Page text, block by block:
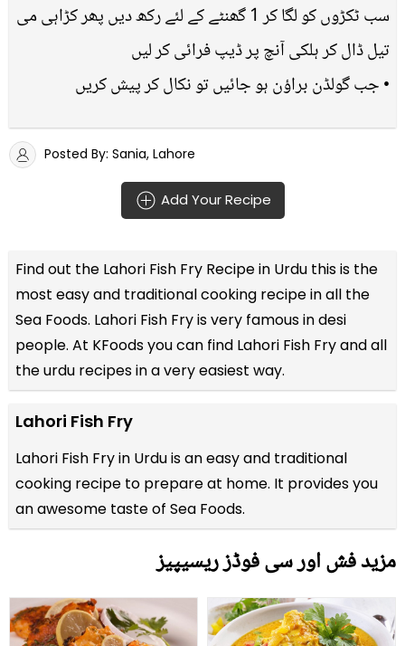
سب ٹکڑوں کو لگا کر 1 گھنٹے کے لئے رکھ دیں پھر کڑاہی می
تیل ڈال کر ہلکی آنچ پر ڈیپ فرائی کر لیں
• جب گولڈن براؤن ہو جائیں تو نکال کر پیش کریں
Posted By: Sania, Lahore
Add Your Recipe
Find out the Lahori Fish Fry Recipe in Urdu this is the
most easy and traditional cooking recipe in all the
Sea Foods. Lahori Fish Fry is very famous in desi
people. At KFoods you can find Lahori Fish Fry and all
theurdu recipesin a very easiest way.
Lahori Fish Fry
Lahori Fish Fry in Urdu is an easy and traditional
cooking recipe to prepare at home. It provides you
an awesome taste of Sea Foods.
مزید فش اور سی فوڈز ریسیپیز